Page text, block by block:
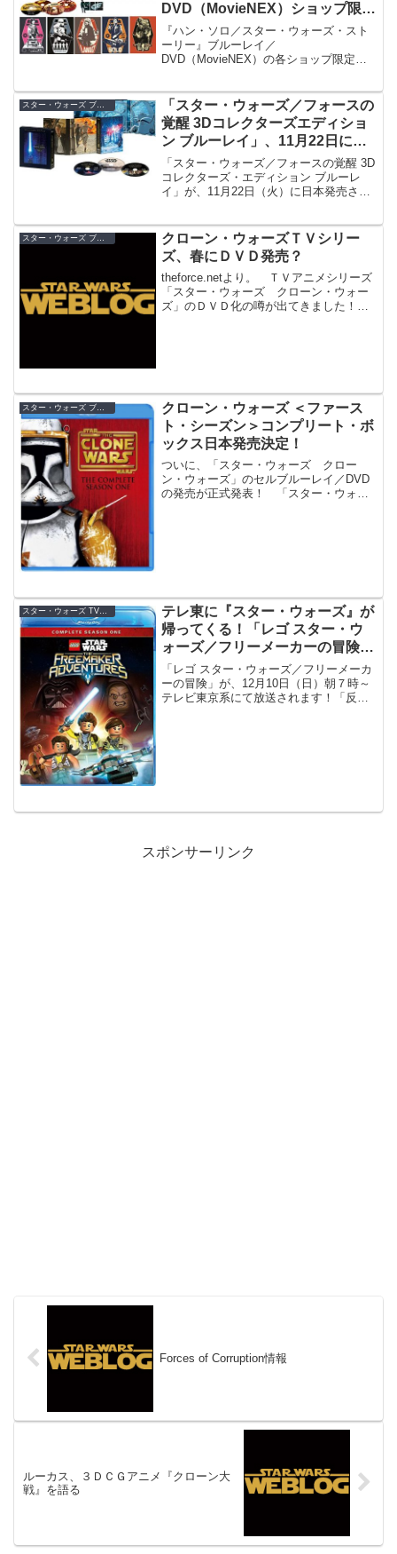
DVD（MovieNEX）ショップ限定
特典グッズ総まとめ
『ハン・ソロ／スター・ウォーズ・スト
ーリー』ブルーレイ／
DVD（MovieNEX）の各ショップ限定特
での各限定特典グッズをご紹介します。
スター・ウォーズ ブルーレイ／DVD
「スター・ウォーズ／フォースの
覚醒 3Dコレクターズエディショ
ン ブルーレイ」、11月22日に日
本発売！
「スター・ウォーズ／フォースの覚醒 3D
コレクターズ・エディション ブルーレ
イ」が、11月22日（火）に日本発売され
いた３枚組です。
クローン・ウォーズＴＶシリー
ズ、春にＤＶＤ発売？
theforce.netより。 ＴＶアニメシリーズ
「スター・ウォーズ クローン・ウォー
ズ」のＤＶＤ化の噂が出てきました！Ｄ
クローン・ウォーズ ＜ファース
ト・シーズン＞コンプリート・ボ
ックス日本発売決定！
ついに、「スター・ウォーズ クロー
ン・ウォーズ」のセルブルーレイ／DVD
の発売が正式発表！ 「スター・ウォー
スター・ウォーズ TV放送
テレ東に『スター・ウォーズ』が
帰ってくる！「レゴ スター・ウ
ォーズ／フリーメーカーの冒険」
12月10日からテレビ東京系で放
送開始！
「レゴ スター・ウォーズ／フリーメーカ
ーの冒険」が、12月10日（日）朝７時～
テレビ東京系にて放送されます！「反乱
スポンサーリンク
Forces of Corruption情報
ルーカス、３ＤＣＧアニメ『クローン大
戦』を語る